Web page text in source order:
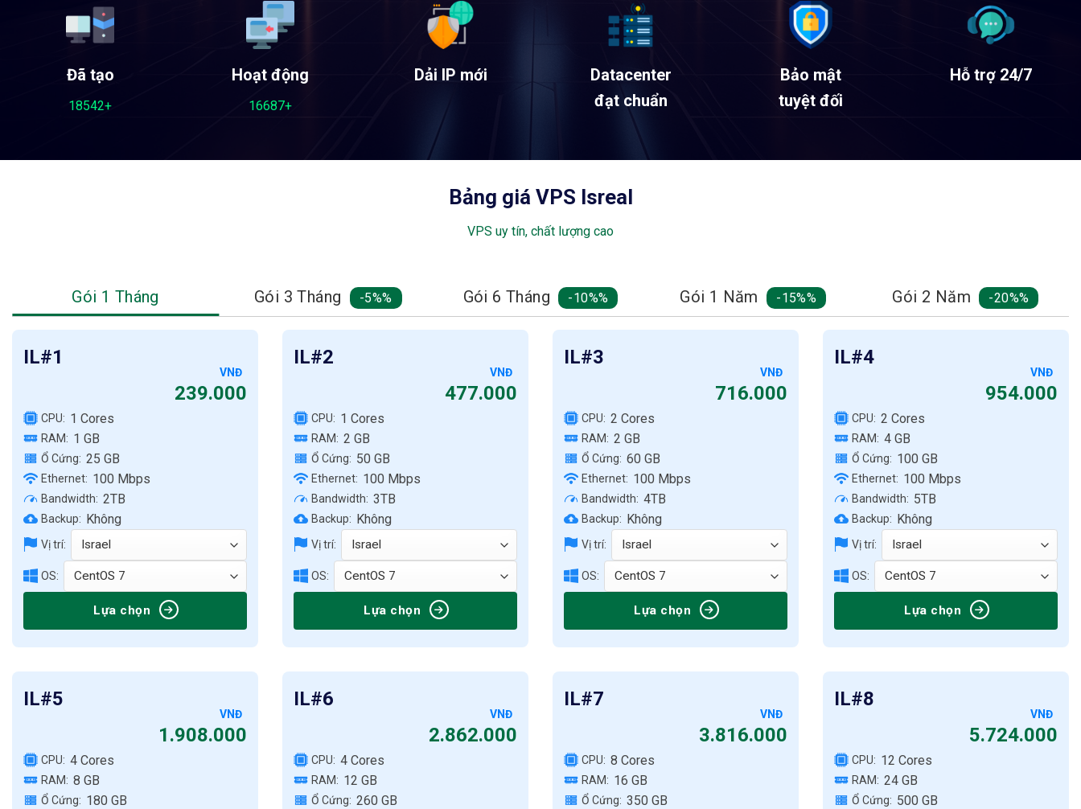
Đã tạo
18542+
Hoạt động
16687+
Dải IP mới
Datacenter
đạt chuẩn
Bảo mật
tuyệt đối
Hỗ trợ 24/7
Bảng giá VPS Isreal
VPS uy tín, chất lượng cao
Gói 1 Tháng Gói 3 Tháng -5% Gói 6 Tháng -10% Gói 1 Năm -15% Gói 2 Năm -20%
IL#1
VNĐ
239.000
CPU: 1 Cores
RAM: 1 GB
Ổ Cứng: 25 GB
Ethernet: 100 Mbps
Bandwidth: 2TB
Backup: Không
Vị trí:
OS:
Lựa chọn
IL#2
VNĐ
477.000
CPU: 1 Cores
RAM: 2 GB
Ổ Cứng: 50 GB
Ethernet: 100 Mbps
Bandwidth: 3TB
Backup: Không
Vị trí:
OS:
Lựa chọn
IL#3
VNĐ
716.000
CPU: 2 Cores
RAM: 2 GB
Ổ Cứng: 60 GB
Ethernet: 100 Mbps
Bandwidth: 4TB
Backup: Không
Vị trí:
OS:
Lựa chọn
IL#4
VNĐ
954.000
CPU: 2 Cores
RAM: 4 GB
Ổ Cứng: 100 GB
Ethernet: 100 Mbps
Bandwidth: 5TB
Backup: Không
Vị trí:
OS:
Lựa chọn
IL#5
VNĐ
1.908.000
CPU: 4 Cores
RAM: 8 GB
Ổ Cứng: 180 GB
IL#6
VNĐ
2.862.000
CPU: 4 Cores
RAM: 12 GB
Ổ Cứng: 260 GB
IL#7
VNĐ
3.816.000
CPU: 8 Cores
RAM: 16 GB
Ổ Cứng: 350 GB
IL#8
VNĐ
5.724.000
CPU: 12 Cores
RAM: 24 GB
Ổ Cứng: 500 GB